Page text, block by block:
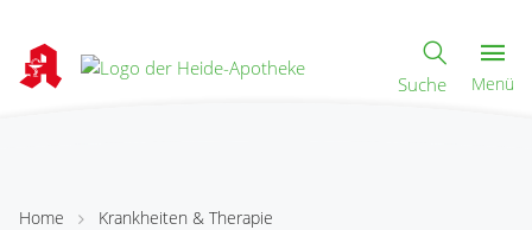
Suche Menü
Home
Krankheiten & Therapie